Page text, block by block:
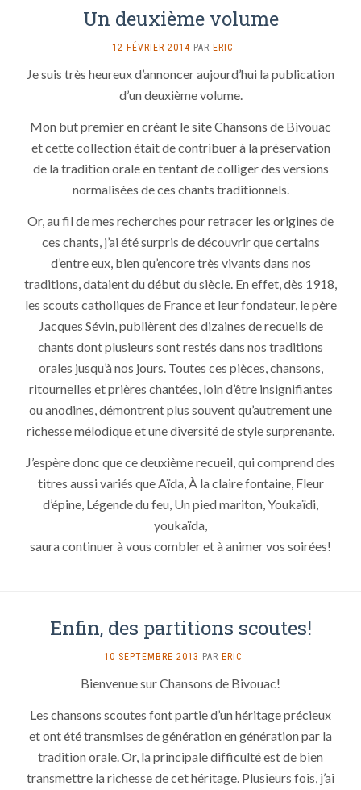
Un deuxième volume
12 FÉVRIER 2014 PAR ERIC
DEUXIÈME
Je suis très heureux d’annoncer aujourd’hui la publication
d’un deuxième volume.
Mon but premier en créant le site Chansons de Bivouac
et cette collection était de contribuer à la préservation
de la tradition orale en tentant de colliger des versions
normalisées de ces chants traditionnels.
Or, au fil de mes recherches pour retracer les origines de
ces chants, j’ai été surpris de découvrir que certains
d’entre eux, bien qu’encore très vivants dans nos
traditions, dataient du début du siècle. En effet, dès 1918,
les scouts catholiques de France et leur fondateur, le père
Jacques Sévin, publièrent des dizaines de recueils de
chants dont plusieurs sont restés dans nos traditions
orales jusqu’à nos jours. Toutes ces pièces, chansons,
ritournelles et prières chantées, loin d’être insignifiantes
ou anodines, démontrent plus souvent qu’autrement une
richesse mélodique et une diversité de style surprenante.
J’espère donc que ce deuxième recueil, qui comprend des
titres aussi variés que Aïda, À la claire fontaine, Fleur
d’épine, Légende du feu, Un pied mariton, Youkaïdi,
youkaïda,
saura continuer à vous combler et à animer vos soirées!
Enfin, des partitions scoutes!
10 SEPTEMBRE 2013 PAR ERIC
DES
SCOUTES!
Bienvenue sur Chansons de Bivouac!
Les chansons scoutes font partie d’un héritage précieux
et ont été transmises de génération en génération par la
tradition orale. Or, la principale difficulté est de bien
transmettre la richesse de cet héritage. Plusieurs fois, j’ai